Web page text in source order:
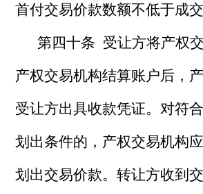
首付交易价款数额不低于成
第四十条 受让方将产权
产权交易机构结算账户后，
受让方出具收款凭证。对符
划出条件的，产权交易机构
划出交易价款。转让方收到